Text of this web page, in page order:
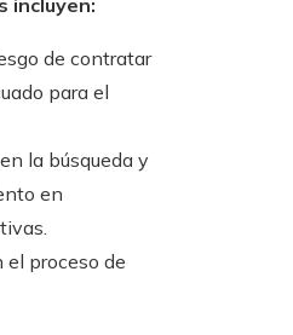
incluyen:
de contratar
para el
la búsqueda y
en
el proceso de